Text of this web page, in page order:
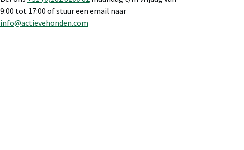
9:00 tot 17:00 of stuur een email naar
info@actievehonden.com